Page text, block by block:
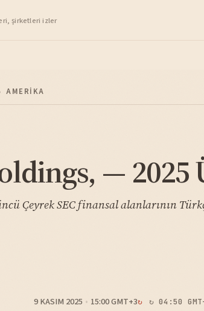
şirketleri izler
› AMERIKA
— 2025
Çeyrek SEC finansal alanlarının
9 KASIM 2025 15:00 GMT+3 ↻ 04:50